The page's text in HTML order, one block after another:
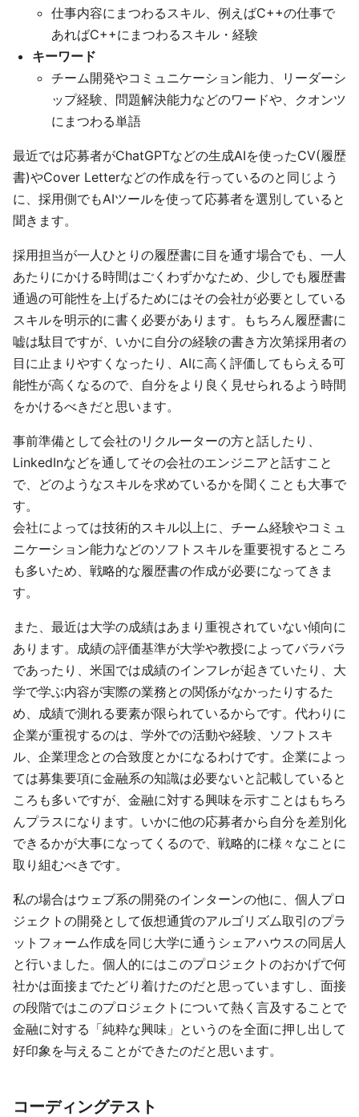
仕事内容にまつわるスキル、例えばC++の仕事で
あればC++にまつわるスキル・経験
キーワード
チーム開発やコミュニケーション能力、リーダーシ
ップ経験、問題解決能力などのワードや、クオンツ
にまつわる単語
最近では応募者がChatGPTなどの生成AIを使ったCV(履歴
書)やCover Letterなどの作成を行っているのと同じよう
に、採用側でもAIツールを使って応募者を選別していると
聞きます。
採用担当が一人ひとりの履歴書に目を通す場合でも、一人
あたりにかける時間はごくわずかなため、少しでも履歴書
通過の可能性を上げるためにはその会社が必要としている
スキルを明示的に書く必要があります。もちろん履歴書に
嘘は駄目ですが、いかに自分の経験の書き方次第採用者の
目に止まりやすくなったり、AIに高く評価してもらえる可
能性が高くなるので、自分をより良く見せられるよう時間
をかけるべきだと思います。
事前準備として会社のリクルーターの方と話したり、
LinkedInなどを通してその会社のエンジニアと話すこと
で、どのようなスキルを求めているかを聞くことも大事で
す。
会社によっては技術的スキル以上に、チーム経験やコミュ
ニケーション能力などのソフトスキルを重要視するところ
も多いため、戦略的な履歴書の作成が必要になってきま
す。
また、最近は大学の成績はあまり重視されていない傾向に
あります。成績の評価基準が大学や教授によってバラバラ
であったり、米国では成績のインフレが起きていたり、大
学で学ぶ内容が実際の業務との関係がなかったりするた
め、成績で測れる要素が限られているからです。代わりに
企業が重視するのは、学外での活動や経験、ソフトスキ
ル、企業理念との合致度とかになるわけです。企業によっ
ては募集要項に金融系の知識は必要ないと記載していると
ころも多いですが、金融に対する興味を示すことはもちろ
んプラスになります。いかに他の応募者から自分を差別化
できるかが大事になってくるので、戦略的に様々なことに
取り組むべきです。
私の場合はウェブ系の開発のインターンの他に、個人プロ
ジェクトの開発として仮想通貨のアルゴリズム取引のプラ
ットフォーム作成を同じ大学に通うシェアハウスの同居人
と行いました。個人的にはこのプロジェクトのおかげで何
社かは面接までたどり着けたのだと思っていますし、面接
の段階ではこのプロジェクトについて熱く言及することで
金融に対する「純粋な興味」というのを全面に押し出して
好印象を与えることができたのだと思います。
コーディングテスト